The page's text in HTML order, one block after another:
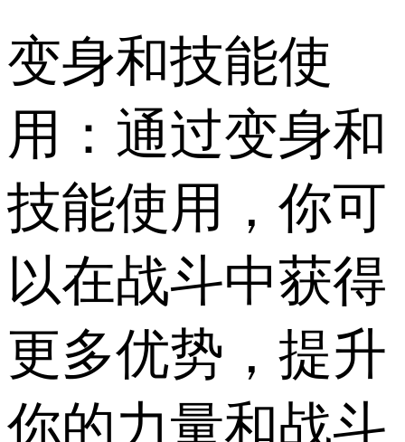
变身和技能使
用：通过变身和
技能使用，你可
以在战斗中获得
更多优势，提升
你的力量和战斗